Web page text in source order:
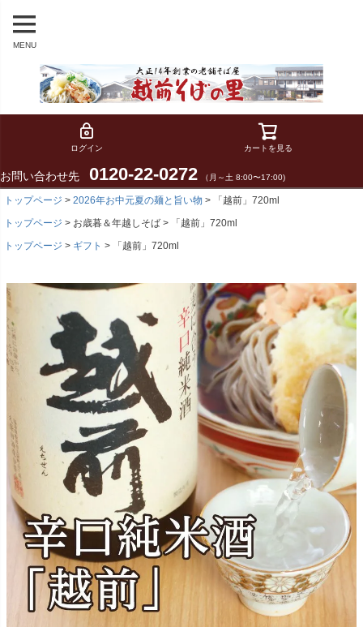
MENU
ログイン カートを見る
お問い合わせ先 0120-22-0272 （月～土 8:00〜17:00)
トップページ 2026年お中元夏の麺と旨い物
「越前」720ml
トップページ
お歳暮＆年越しそば
「越前」720ml
トップページ
ギフト 「越前」720ml